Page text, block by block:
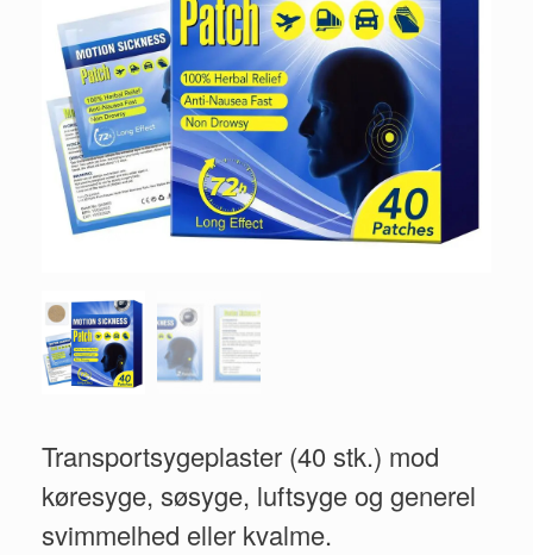
Transportsygeplaster (40 stk.) mod
køresyge, søsyge, luftsyge og generel
svimmelhed eller kvalme.